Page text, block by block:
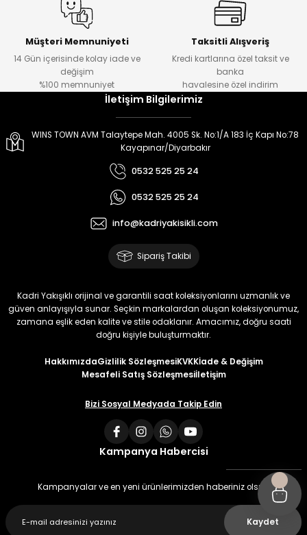
Müşteri Memnuniyeti
14 Gün içerisinde kolay iade ve
değişim
%100 memnuniyet
Taksitli Alışveriş
Kredi kartlarına özel taksit ve
banka
havalesine özel indirim
İletişim Bilgilerimiz
WINS TOWN AVM Talaytepe Mah. 4005 Sk. No:1/A 183 İç Kapı No:78
Kayapınar/Diyarbakır
0532 525 25 24
0532 525 25 24
info@kadriyakisikli.com
Sipariş Takibi
Kadri Yakışıklı orijinal ve garantili saat koleksiyonlarını uzmanlık ve
güven anlayışıyla sunar. Seçkin markalardan oluşan koleksiyonumuz,
zamana eşlik eden kalite ve stile odaklanır. Amacımız, doğru saati
doğru kişiyle buluşturmaktır.
HakkımızdaGizlilik SözleşmesiKVKKİade & Değişim
Mesafeli Satış Sözleşmesiİletişim
Bizi Sosyal Medyada Takip Edin
Kampanya Habercisi
Kampanyalar ve en yeni ürünlerimizden haberiniz olsun
Kaydet